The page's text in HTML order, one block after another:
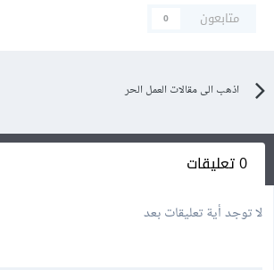
متابعون 0
اذهب الى مقالات العمل الحر
0 تعليقات
لا توجد أية تعليقات بعد